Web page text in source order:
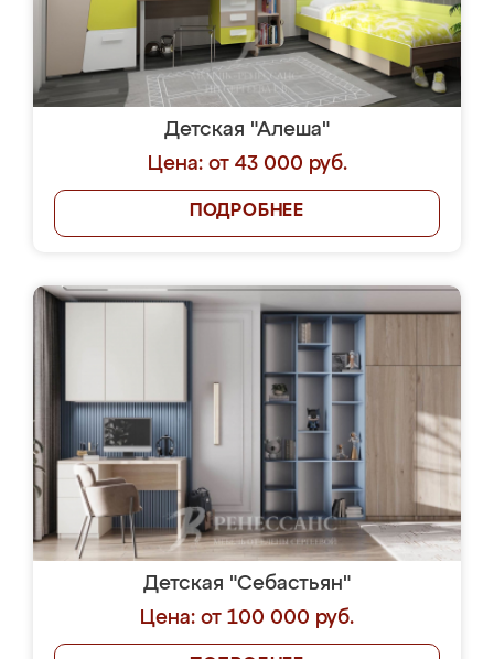
Детская "Алеша"
Цена: от 43 000 руб.
ПОДРОБНЕЕ
Детская "Себастьян"
Цена: от 100 000 руб.